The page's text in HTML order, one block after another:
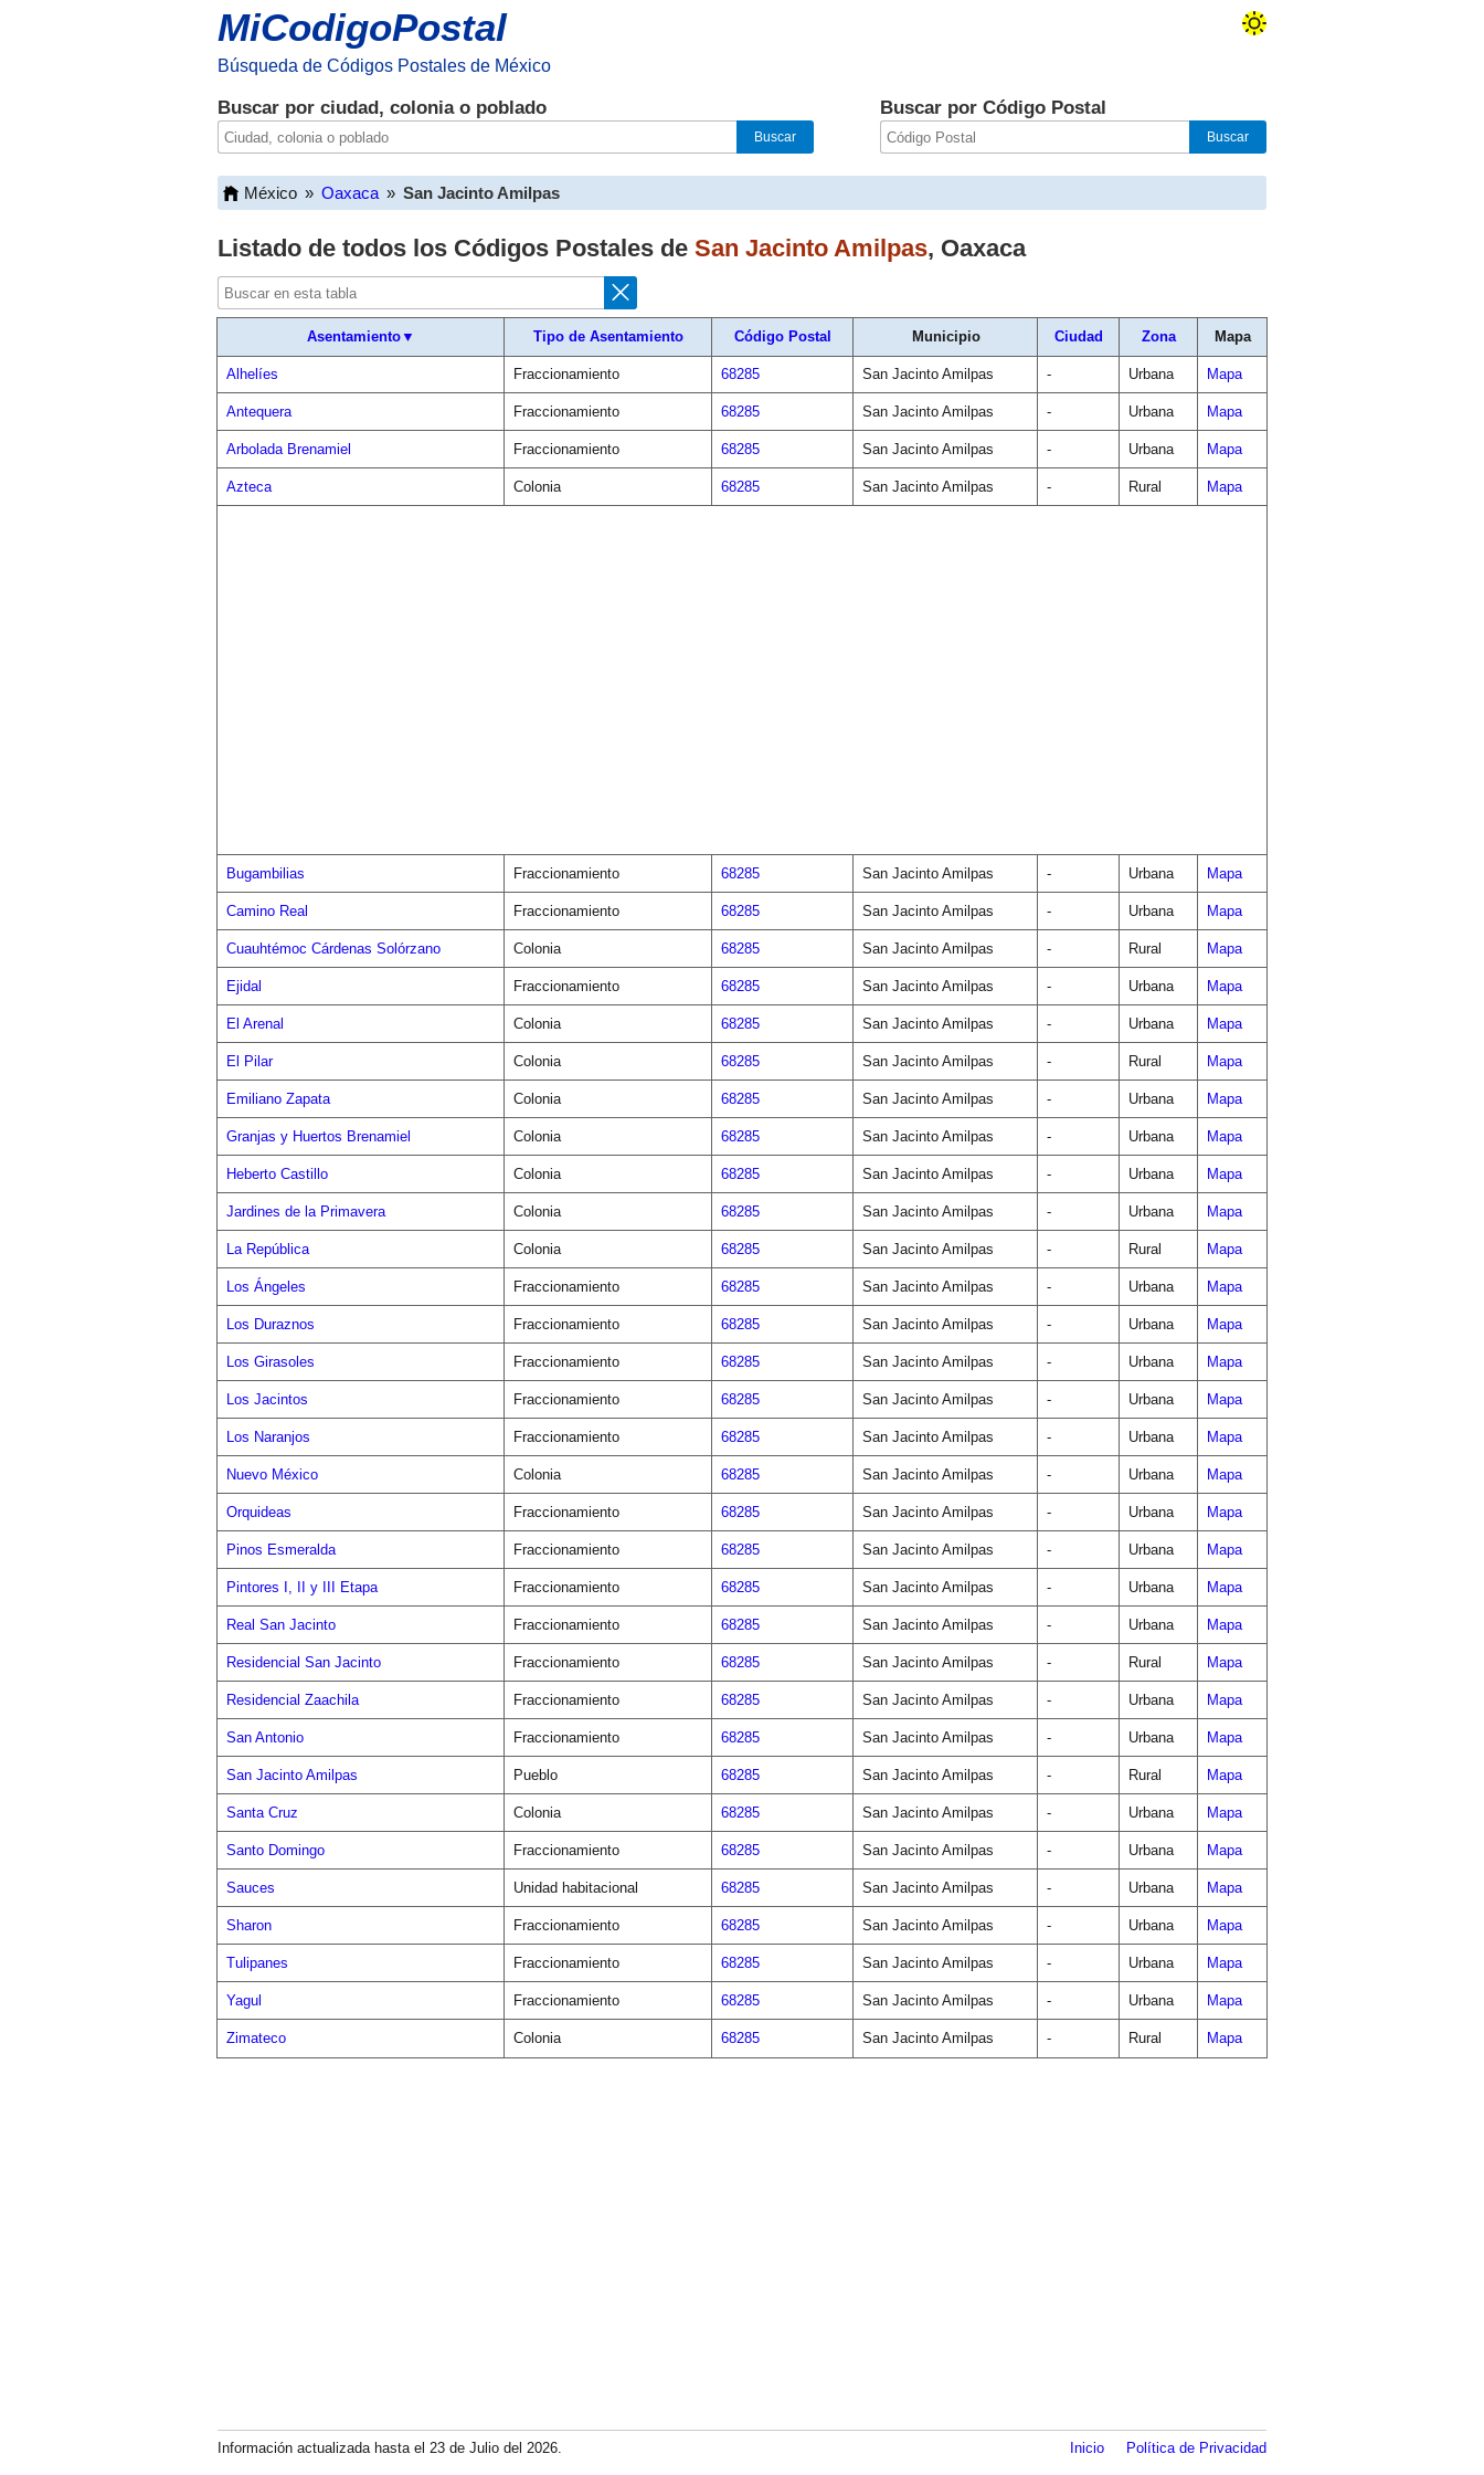
MiCodigoPostal
Búsqueda de Códigos Postales de México
Buscar por ciudad, colonia o poblado Buscar por Código Postal
México » Oaxaca » San Jacinto Amilpas
Listado de todos los Códigos Postales de San Jacinto Amilpas, Oaxaca
Asentamiento▼ Tipo de Asentamiento Código Postal Municipio Ciudad Zona Mapa
Alhelíes Fraccionamiento 68285 San Jacinto Amilpas - Urbana Mapa
Antequera Fraccionamiento 68285 San Jacinto Amilpas - Urbana Mapa
Arbolada Brenamiel Fraccionamiento 68285 San Jacinto Amilpas - Urbana Mapa
Azteca Colonia 68285 San Jacinto Amilpas - Rural Mapa
Bugambilias Fraccionamiento 68285 San Jacinto Amilpas - Urbana Mapa
Camino Real Fraccionamiento 68285 San Jacinto Amilpas - Urbana Mapa
Cuauhtémoc Cárdenas Solórzano Colonia 68285 San Jacinto Amilpas - Rural Mapa
Ejidal Fraccionamiento 68285 San Jacinto Amilpas - Urbana Mapa
El Arenal Colonia 68285 San Jacinto Amilpas - Urbana Mapa
El Pilar Colonia 68285 San Jacinto Amilpas - Rural Mapa
Emiliano Zapata Colonia 68285 San Jacinto Amilpas - Urbana Mapa
Granjas y Huertos Brenamiel Colonia 68285 San Jacinto Amilpas - Urbana Mapa
Heberto Castillo Colonia 68285 San Jacinto Amilpas - Urbana Mapa
Jardines de la Primavera Colonia 68285 San Jacinto Amilpas - Urbana Mapa
La República Colonia 68285 San Jacinto Amilpas - Rural Mapa
Los Ángeles Fraccionamiento 68285 San Jacinto Amilpas - Urbana Mapa
Los Duraznos Fraccionamiento 68285 San Jacinto Amilpas - Urbana Mapa
Los Girasoles Fraccionamiento 68285 San Jacinto Amilpas - Urbana Mapa
Los Jacintos Fraccionamiento 68285 San Jacinto Amilpas - Urbana Mapa
Los Naranjos Fraccionamiento 68285 San Jacinto Amilpas - Urbana Mapa
Nuevo México Colonia 68285 San Jacinto Amilpas - Urbana Mapa
Orquideas Fraccionamiento 68285 San Jacinto Amilpas - Urbana Mapa
Pinos Esmeralda Fraccionamiento 68285 San Jacinto Amilpas - Urbana Mapa
Pintores I, II y III Etapa Fraccionamiento 68285 San Jacinto Amilpas - Urbana Mapa
Real San Jacinto Fraccionamiento 68285 San Jacinto Amilpas - Urbana Mapa
Residencial San Jacinto Fraccionamiento 68285 San Jacinto Amilpas - Rural Mapa
Residencial Zaachila Fraccionamiento 68285 San Jacinto Amilpas - Urbana Mapa
San Antonio Fraccionamiento 68285 San Jacinto Amilpas - Urbana Mapa
San Jacinto Amilpas Pueblo 68285 San Jacinto Amilpas - Rural Mapa
Santa Cruz Colonia 68285 San Jacinto Amilpas - Urbana Mapa
Santo Domingo Fraccionamiento 68285 San Jacinto Amilpas - Urbana Mapa
Sauces Unidad habitacional 68285 San Jacinto Amilpas - Urbana Mapa
Sharon Fraccionamiento 68285 San Jacinto Amilpas - Urbana Mapa
Tulipanes Fraccionamiento 68285 San Jacinto Amilpas - Urbana Mapa
Yagul Fraccionamiento 68285 San Jacinto Amilpas - Urbana Mapa
Zimateco Colonia 68285 San Jacinto Amilpas - Rural Mapa
Información actualizada hasta el 23 de Julio del 2026. Inicio Política de Privacidad